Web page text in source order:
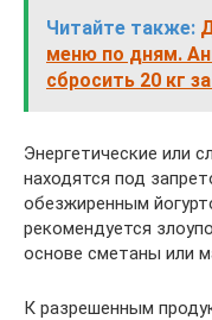
Читайте также:
меню по дням.
сбросить 20 кг
Энергетические или
находятся под
обезжиренным
рекомендуется
основе сметаны или
К разрешенным